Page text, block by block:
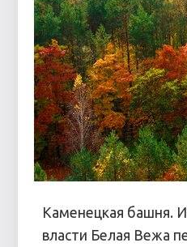
Каменецкая башня.
власти Белая Вежа